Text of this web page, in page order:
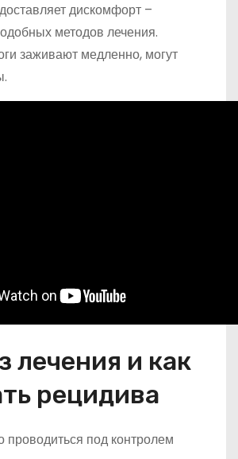
дискомфорт –
методов лечения.
заживают медленно, могут
лечения и как
рецидива
под контролем